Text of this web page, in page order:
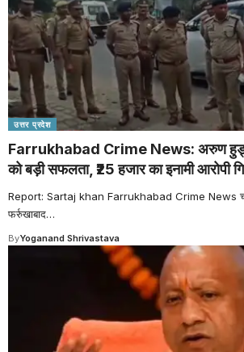
उत्तर प्रदेश
Farrukhabad Crime News: अरुण
को बड़ी सफलता, ₹25 हजार का इनामी आरोपी
Report: Sartaj khan Farrukhabad Crime News
फर्रुखाबाद…
ByYoganand Shrivastava